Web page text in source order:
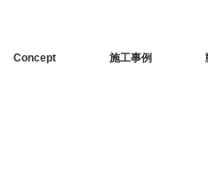
Concept 施工事例